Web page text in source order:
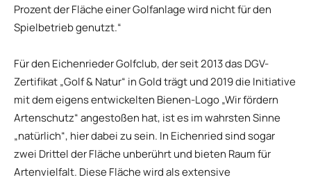
Prozent der Fläche einer Golfanlage wird nicht für den
Spielbetrieb genutzt.“
Für den Eichenrieder Golfclub, der seit 2013 das DGV-
Zertifikat „Golf & Natur“ in Gold trägt und 2019 die Initiative
mit dem eigens entwickelten Bienen-Logo „Wir fördern
Artenschutz“ angestoßen hat, ist es im wahrsten Sinne
„natürlich“, hier dabei zu sein. In Eichenried sind sogar
zwei Drittel der Fläche unberührt und bieten Raum für
Artenvielfalt. Diese Fläche wird als extensive